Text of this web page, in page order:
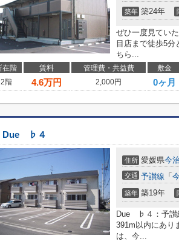
築年 築24年
ぜひ一度見てい
目店まで徒歩5分
ちら...
在階 賃料 管理費・共益費 敷金
2階
4.6万円 2,000円 0ヶ月
Due ♭４
住所 愛媛県今
交通 予讃線 「
築年 築19年
Due ♭４：予讃
391m以内にあり
は、今...